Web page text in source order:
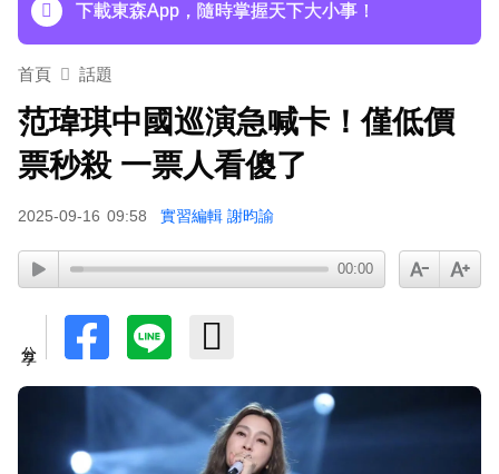
下載東森App，隨時掌握天下大小事！
首頁 話題
范瑋琪中國巡演急喊卡！僅低價
票秒殺 一票人看傻了
2025-09-16 09:58 實習編輯 謝昀諭
00:00